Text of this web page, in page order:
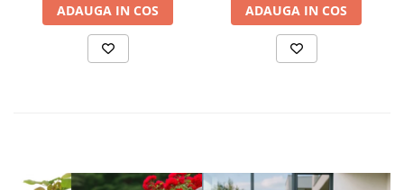
ADAUGA IN COS ADAUGA IN COS